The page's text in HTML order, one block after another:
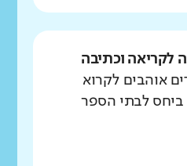
לקריאה וכתיבה
אוהבים לקרוא
לבתי הספר